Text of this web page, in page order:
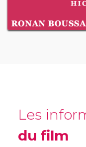
Les
du film